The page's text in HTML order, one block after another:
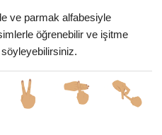
ve parmak alfabesiyle
öğrenebilir ve işitme